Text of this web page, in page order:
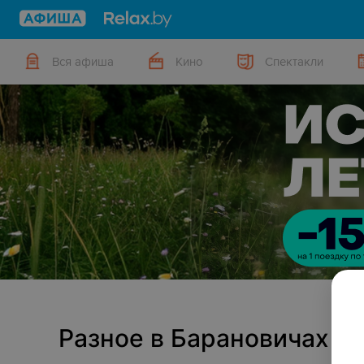
Вся афиша Кино Спектакли
Разное в Барановичах